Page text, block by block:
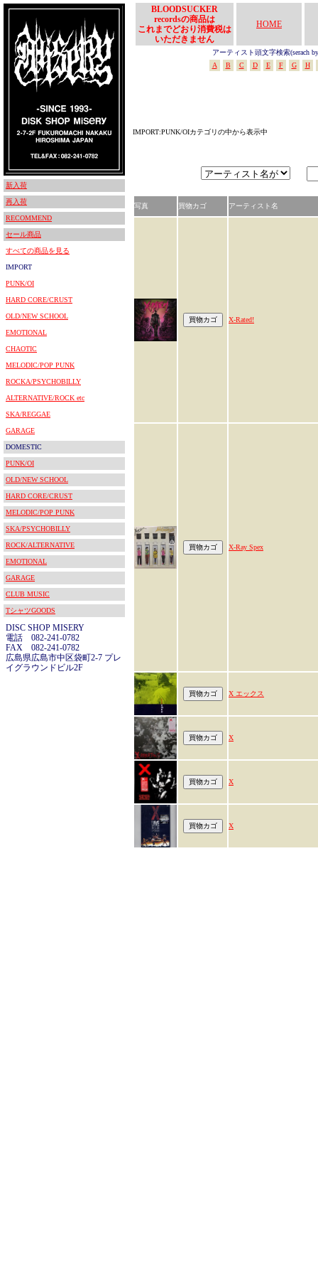
新入荷
再入荷
RECOMMEND
セール商品
すべての商品を見る
IMPORT
PUNK/OI
HARD CORE/CRUST
OLD/NEW SCHOOL
EMOTIONAL
CHAOTIC
MELODIC/POP PUNK
ROCKA/PSYCHOBILLY
ALTERNATIVE/ROCK etc
SKA/REGGAE
GARAGE
DOMESTIC
PUNK/OI
OLD/NEW SCHOOL
HARD CORE/CRUST
MELODIC/POP PUNK
SKA/PSYCHOBILLY
ROCK/ALTERNATIVE
EMOTIONAL
GARAGE
CLUB MUSIC
TシャツGOODS
DISC SHOP MISERY
電話 082-241-0782
FAX 082-241-0782
広島県広島市中区袋町2-7 プレ
イグラウンドビル2F
BLOODSUCKER
recordsの商品は
これまでどおり消費税は
いただきません
HOME
アーティスト頭文字検索(serach
A
B C D E F G H
IMPORT:PUNK/OIカテゴリの中から表示中
写真 買物カゴ アーティスト名
X-Rated!
X-Ray Spex
X エックス
X
X
X